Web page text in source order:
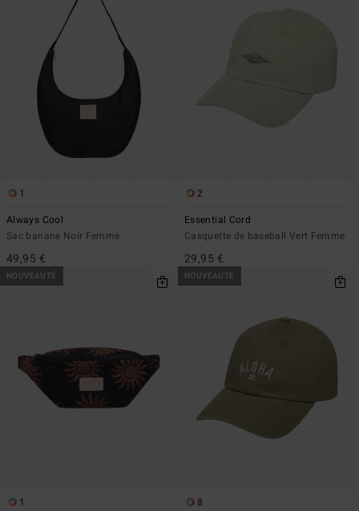
1
Always Cool
Sac banane Noir Femme
49,95 €
2
Essential Cord
Casquette de baseball Vert Femme
29,95 €
NOUVEAUTÉ
1
NOUVEAUTÉ
8